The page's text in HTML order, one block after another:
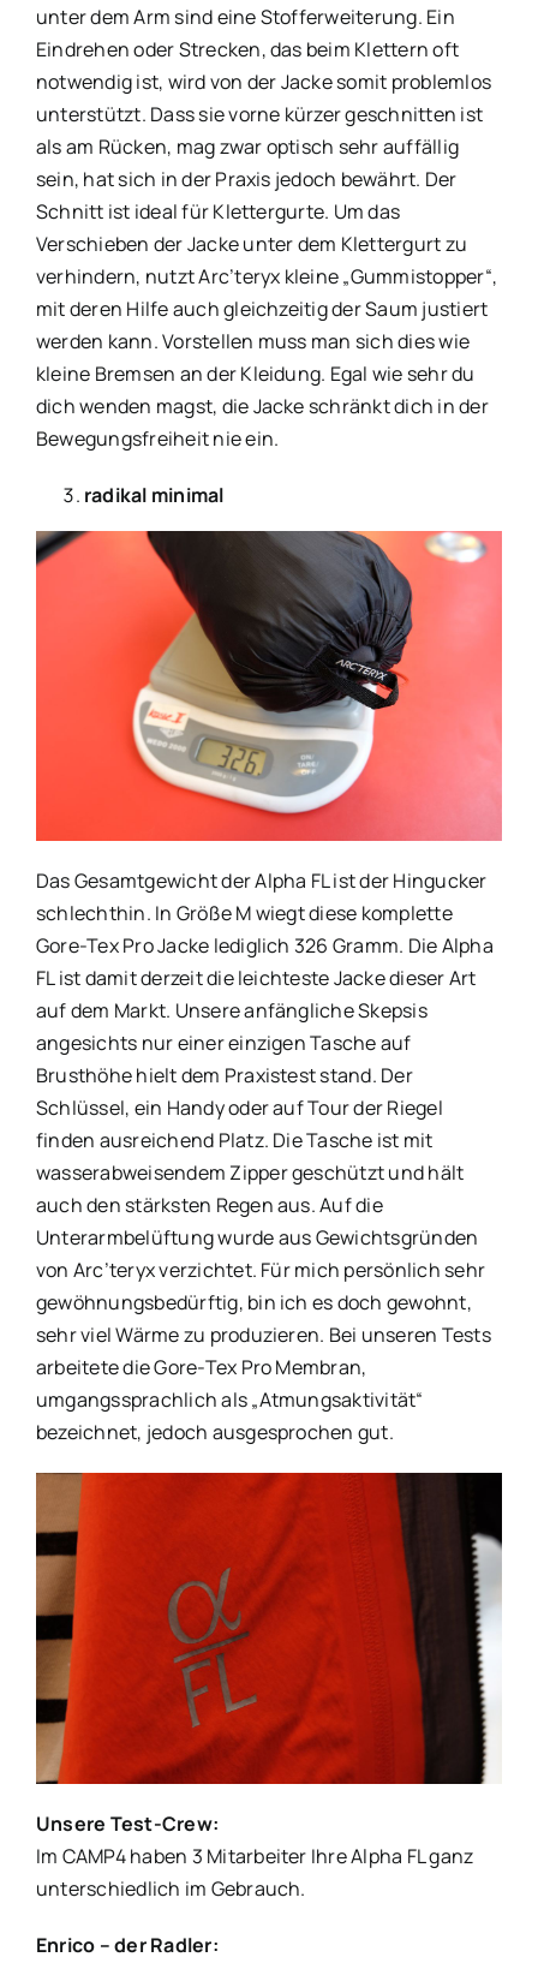
unter dem Arm sind eine Stofferweiterung. Ein
Eindrehen oder Strecken, das beim Klettern oft
notwendig ist, wird von der Jacke somit problemlos
unterstützt. Dass sie vorne kürzer geschnitten ist
als am Rücken, mag zwar optisch sehr auffällig
sein, hat sich in der Praxis jedoch bewährt. Der
Schnitt ist ideal für Klettergurte. Um das
Verschieben der Jacke unter dem Klettergurt zu
verhindern, nutzt Arc’teryx kleine „Gummistopper“,
mit deren Hilfe auch gleichzeitig der Saum justiert
werden kann. Vorstellen muss man sich dies wie
kleine Bremsen an der Kleidung. Egal wie sehr du
dich wenden magst, die Jacke schränkt dich in der
Bewegungsfreiheit nie ein.
radikal minimal
Das Gesamtgewicht der Alpha FL ist der Hingucker
schlechthin. In Größe M wiegt diese komplette
Gore-Tex Pro Jacke lediglich 326 Gramm. Die Alpha
FL ist damit derzeit die leichteste Jacke dieser Art
auf dem Markt. Unsere anfängliche Skepsis
angesichts nur einer einzigen Tasche auf
Brusthöhe hielt dem Praxistest stand. Der
Schlüssel, ein Handy oder auf Tour der Riegel
finden ausreichend Platz. Die Tasche ist mit
wasserabweisendem Zipper geschützt und hält
auch den stärksten Regen aus. Auf die
Unterarmbelüftung wurde aus Gewichtsgründen
von Arc’teryx verzichtet. Für mich persönlich sehr
gewöhnungsbedürftig, bin ich es doch gewohnt,
sehr viel Wärme zu produzieren. Bei unseren Tests
arbeitete die Gore-Tex Pro Membran,
umgangssprachlich als „Atmungsaktivität“
bezeichnet, jedoch ausgesprochen gut.
Unsere Test-Crew:
Im CAMP4 haben 3 Mitarbeiter Ihre Alpha FL ganz
unterschiedlich im Gebrauch.
Enrico – der Radler: